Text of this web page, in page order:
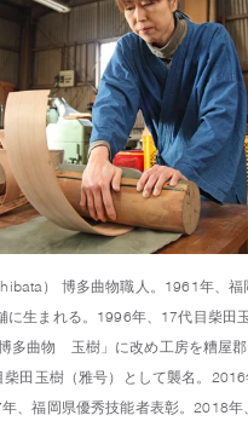
） 博多曲物職人。1961年、福
に生まれる。1996年、17代目柴田
多曲物 玉樹」に改め工房を糟屋
田玉樹（雅号）として襲名。
、福岡県優秀技能者表彰。2018年